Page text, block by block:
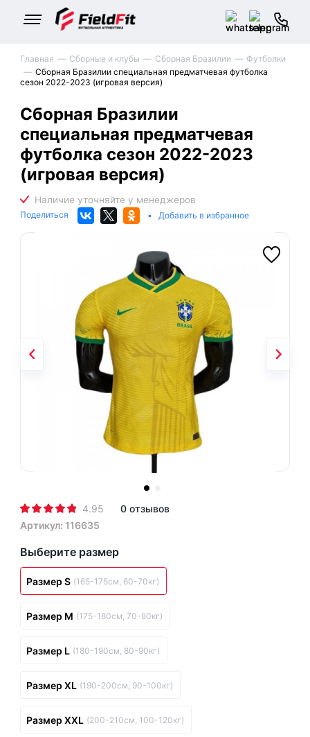
Главная Сборные и клубы Сборная Бразилии
Футболки
Сборная Бразилии специальная предматчевая футболка
сезон 2022-2023 (игровая версия)
Сборная Бразилии
специальная предматчевая
футболка сезон 2022-2023
(игровая версия)
Поделиться • Добавить в избранное
4.95
0 отзывов
Артикул: 116635
Выберите размер
Размер S (165-175см, 60-70кг)
Размер M (175-180см, 70-80кг)
Размер L (180-190см, 80-90кг)
Размер XL (190-200см, 90-100кг)
Размер XXL (200-210см, 100-120кг)